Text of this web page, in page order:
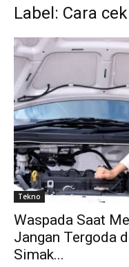
Label: Cara
Tekno
Waspada Saat
Jangan Tergoda
Simak...